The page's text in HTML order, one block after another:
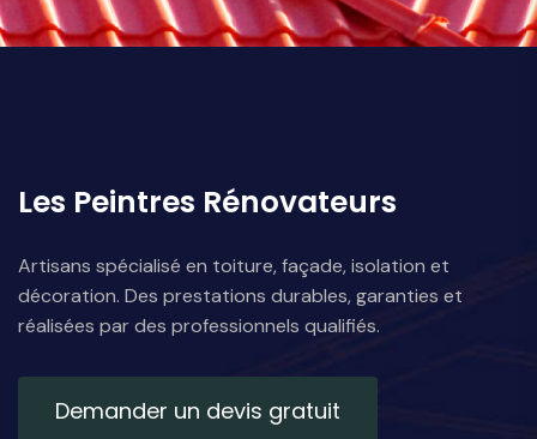
Les Peintres Rénovateurs
Artisans spécialisé en toiture, façade, isolation et
décoration. Des prestations durables, garanties et
réalisées par des professionnels qualifiés.
Demander un devis gratuit